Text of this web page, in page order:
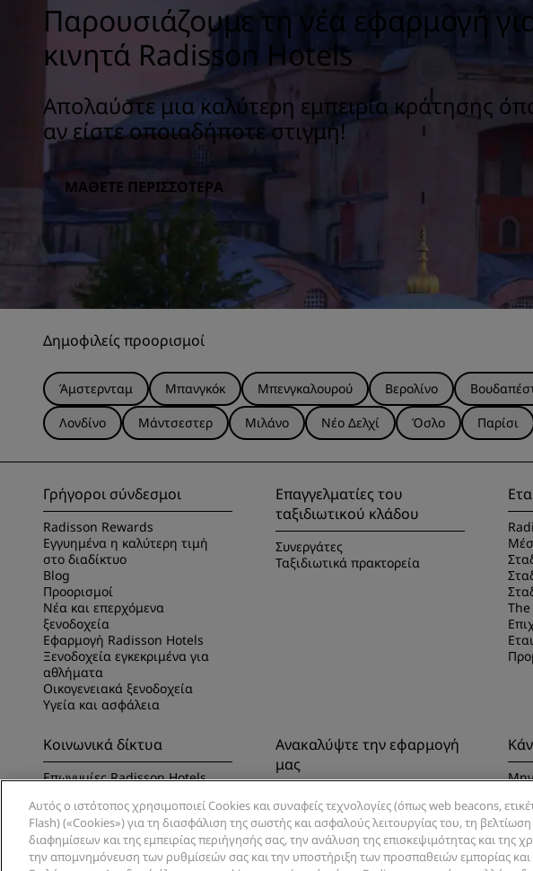
Παρουσιάζουμε τη νέα εφαρμογή
κινητά Radisson Hotels
Απολαύστε μια καλύτερη εμπειρία κράτησης
αν είστε οποιαδήποτε στιγμή!
ΜΆΘΕΤΕ ΠΕΡΙΣΣΌΤΕΡΑ
Δημοφιλείς προορισμοί
Άμστερνταμ Μπανγκόκ Μπενγκαλουρού Βερολίνο
Λονδίνο
Μάντσεστερ Μιλάνο Νέο Δελχί Όσλο Παρίσι
Γρήγοροι σύνδεσμοι
Radisson Rewards
Εγγυημένα η καλύτερη τιμή
στο διαδίκτυο
Blog
Προορισμοί
Νέα και επερχόμενα
ξενοδοχεία
Εφαρμογή Radisson Hotels
Ξενοδοχεία εγκεκριμένα για
αθλήματα
Οικογενειακά ξενοδοχεία
Υγεία και ασφάλεια
Επαγγελματίες του
ταξιδιωτικού κλάδου
Συνεργάτες
Ταξιδιωτικά πρακτορεία
Κοινωνικά δίκτυα
Επωνυμίες Radisson Hotels
Ανακαλύψτε την εφαρμογή
μας
Ανακαλύψτε την εφαρμογή
Radisson Hotels
Μην
Αυτός ο ιστότοπος χρησιμοποιεί Cookies και συναφείς τεχνολογίες (όπως web beacons,
Flash) («Cookies») για τη διασφάλιση της σωστής και ασφαλούς λειτουργίας του, τη
διαφημίσεων και της εμπειρίας περιήγησής σας, την ανάλυση της επισκεψιμότητας και της
την απομνημόνευση των ρυθμίσεών σας και την υποστήριξη των προσπαθειών εμπορίας